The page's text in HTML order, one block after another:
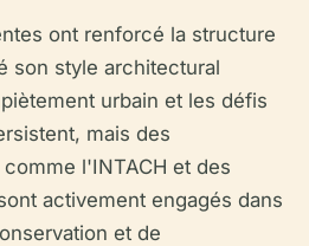
ont renforcé la structure
son style architectural
urbain et les défis
mais des
l'INTACH et des
activement engagés dans
et de